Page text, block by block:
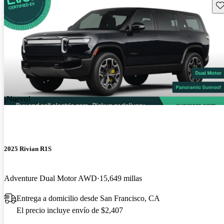
¡Nuevo!
2025 Rivian R1S
Adventure Dual Motor AWD 15,649 millas
Entrega a domicilio desde San Francisco, CA
El precio incluye envío de $2,407